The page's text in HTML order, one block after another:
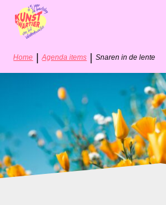
Home|Agenda items|Snaren in de lente